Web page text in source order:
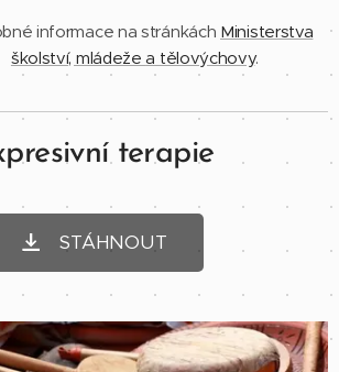
informace na stránkách Ministerstva
školství, mládežea tělovýchovy.
terapie
STÁHNOUT